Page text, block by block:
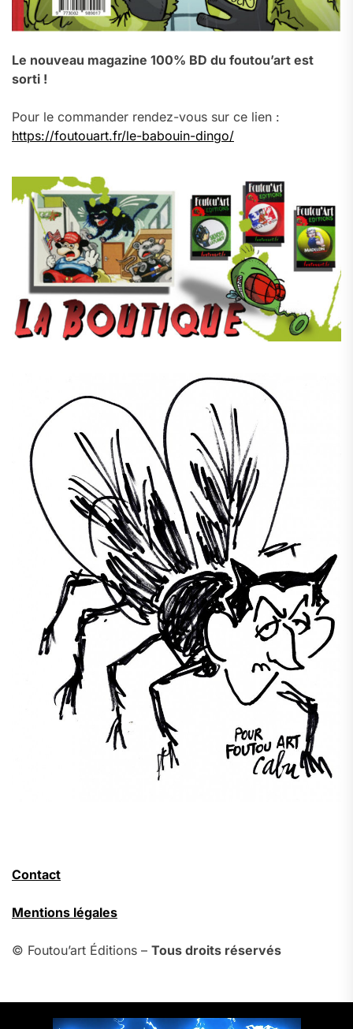
Le nouveau magazine 100% BD du foutou’art est
sorti !
Pour le commander rendez-vous sur ce lien :
https://foutouart.fr/le-babouin-dingo/
Contact
Mentions légales
© Foutou’art Éditions – Tous droits réservés